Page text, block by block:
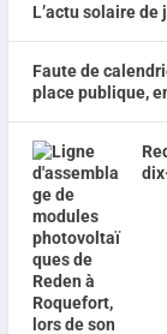
L’actu solaire
Faute de
place publique,